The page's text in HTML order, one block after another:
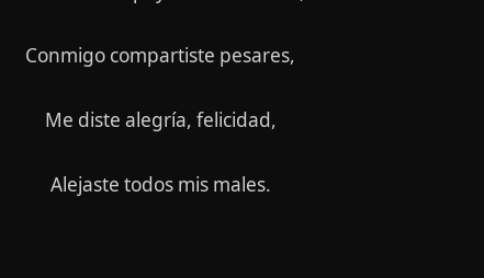
Conmigo compartiste pesares,
Me diste alegría, felicidad,
Alejaste todos mis males.